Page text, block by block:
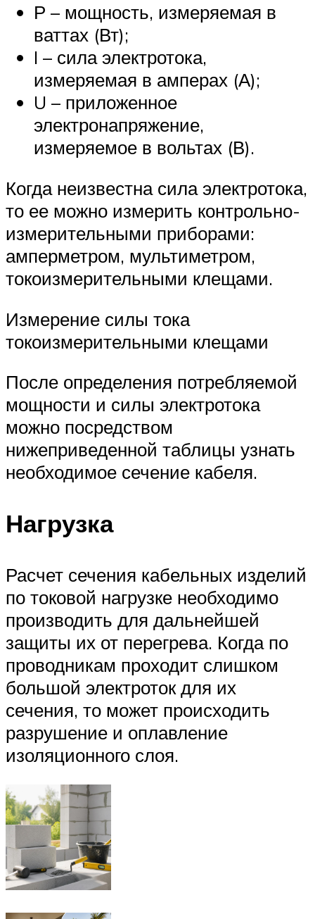
Р – мощность, измеряемая в
ваттах (Вт);
I – сила электротока,
измеряемая в амперах (А);
U – приложенное
электронапряжение,
измеряемое в вольтах (В).
Когда неизвестна сила электротока,
то ее можно измерить контрольно-
измерительными приборами:
амперметром, мультиметром,
токоизмерительными клещами.
Измерение силы тока
токоизмерительными клещами
После определения потребляемой
мощности и силы электротока
можно посредством
нижеприведенной таблицы узнать
необходимое сечение кабеля.
Нагрузка
Расчет сечения кабельных изделий
по токовой нагрузке необходимо
производить для дальнейшей
защиты их от перегрева. Когда по
проводникам проходит слишком
большой электроток для их
сечения, то может происходить
разрушение и оплавление
изоляционного слоя.